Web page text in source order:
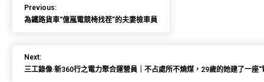
Previous:
為鐵路貨車“億嵐電競椅找茬”的夫妻檢車員
Next:
三工錄像·新360行之電力聚合運營員｜不占處所不燒煤，29歲的她建了一座“